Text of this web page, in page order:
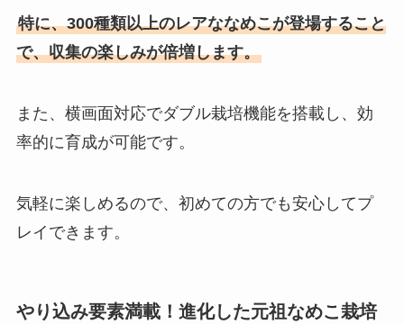
特に、300種類以上のレアななめこが登場すること
で、収集の楽しみが倍増します。
また、横画面対応でダブル栽培機能を搭載し、効
率的に育成が可能です。
気軽に楽しめるので、初めての方でも安心してプ
レイできます。
やり込み要素満載！進化した元祖なめこ栽培